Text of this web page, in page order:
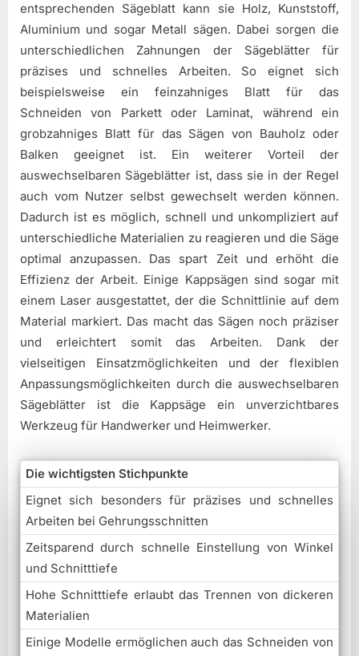
entsprechenden Sägeblatt kann sie Holz, Kunststoff,
Aluminium und sogar Metall sägen. Dabei sorgen die
unterschiedlichen Zahnungen der Sägeblätter für
präzises und schnelles Arbeiten. So eignet sich
beispielsweise ein feinzahniges Blatt für das
Schneiden von Parkett oder Laminat, während ein
grobzahniges Blatt für das Sägen von Bauholz oder
Balken geeignet ist. Ein weiterer Vorteil der
auswechselbaren Sägeblätter ist, dass sie in der Regel
auch vom Nutzer selbst gewechselt werden können.
Dadurch ist es möglich, schnell und unkompliziert auf
unterschiedliche Materialien zu reagieren und die Säge
optimal anzupassen. Das spart Zeit und erhöht die
Effizienz der Arbeit. Einige Kappsägen sind sogar mit
einem Laser ausgestattet, der die Schnittlinie auf dem
Material markiert. Das macht das Sägen noch präziser
und erleichtert somit das Arbeiten. Dank der
vielseitigen Einsatzmöglichkeiten und der flexiblen
Anpassungsmöglichkeiten durch die auswechselbaren
Sägeblätter ist die Kappsäge ein unverzichtbares
Werkzeug für Handwerker und Heimwerker.
Die wichtigsten Stichpunkte
Eignet sich besonders für präzises und schnelles
Arbeiten bei Gehrungsschnitten
Zeitsparend durch schnelle Einstellung von Winkel
und Schnitttiefe
Hohe Schnitttiefe erlaubt das Trennen von dickeren
Materialien
Einige Modelle ermöglichen auch das Schneiden von